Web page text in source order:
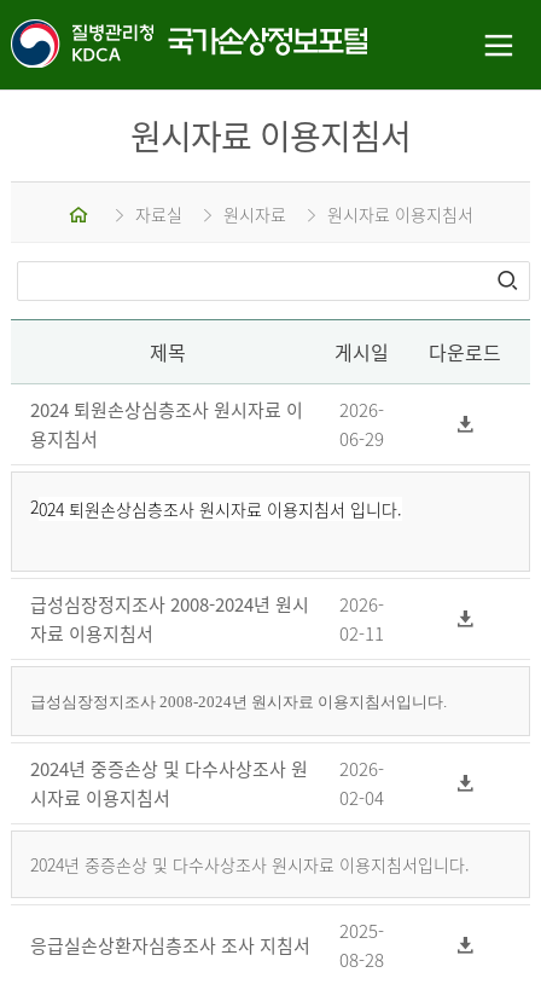
원시자료 이용지침서
홈 자료실 원시자료 원시자료 이용지침서
제목 게시일 다운로드
2024 퇴원손상심층조사 원시자료 이
용지침서
2026-
06-29
2024 퇴원손상심층조사 원시자료 이용지침서 입니다.
급성심장정지조사 2008-2024년 원시
자료 이용지침서
2026-
02-11
급성심장정지조사 2008-2024년 원시자료 이용지침서입니다.
2024년 중증손상 및 다수사상조사 원
시자료 이용지침서
2026-
02-04
2024년 중증손상 및 다수사상조사 원시자료 이용지침서입니다.
응급실손상환자심층조사 조사 지침서
2025-
08-28